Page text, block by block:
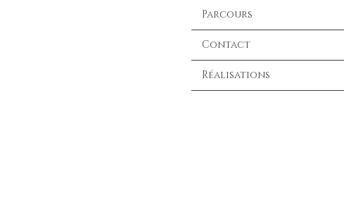
Parcours
Contact
Réalisations